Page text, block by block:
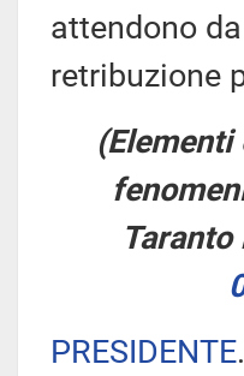
attendono
retribuzione
PRESIDENTE